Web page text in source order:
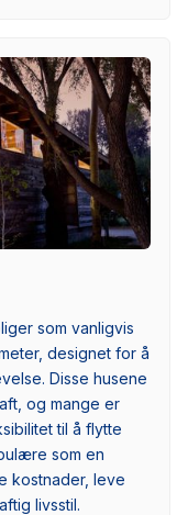
som vanligvis
designet for å
Disse husene
og mange er
til å flytte
som en
kostnader, leve
livsstil.